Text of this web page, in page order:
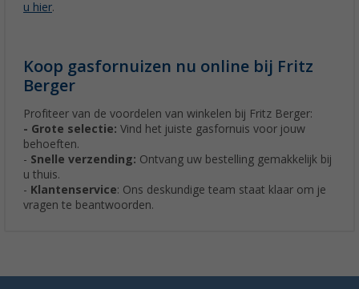
u hier.
Koop gasfornuizen nu online bij Fritz
Berger
Profiteer van de voordelen van winkelen bij Fritz Berger:
- Grote selectie: Vind het juiste gasfornuis voor jouw
behoeften.
- Snelle verzending: Ontvang uw bestelling gemakkelijk bij
u thuis.
- Klantenservice: Ons deskundige team staat klaar om je
vragen te beantwoorden.